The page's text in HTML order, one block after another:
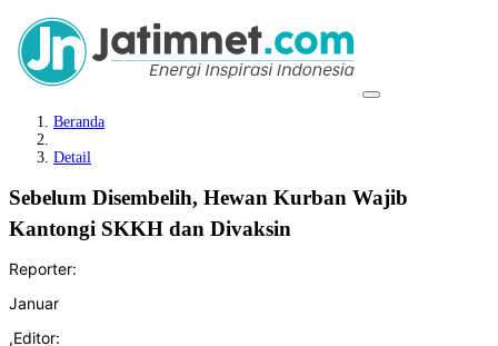
Beranda
Detail
Sebelum Disembelih, Hewan Kurban Wajib
Kantongi SKKH dan Divaksin
Reporter:
Januar
,Editor: